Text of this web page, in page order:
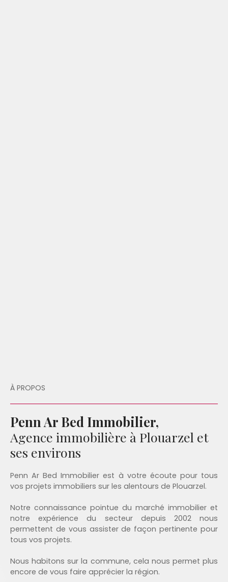
À PROPOS
Penn Ar Bed Immobilier,
Agence immobilière à Plouarzel et
ses environs
Penn Ar Bed Immobilier est à votre écoute pour tous
vos projets immobiliers sur les alentours de Plouarzel.
Notre connaissance pointue du marché immobilier et
notre expérience du secteur depuis 2002 nous
permettent de vous assister de façon pertinente pour
tous vos projets.
Nous habitons sur la commune, cela nous permet plus
encore de vous faire apprécier la région.